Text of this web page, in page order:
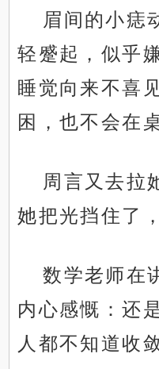
眉间的小痣
轻蹙起，似乎
睡觉向来不喜
困，也不会在
周言又去拉
她把光挡住了
数学老师在
内心感慨：还
人都不知道收敛